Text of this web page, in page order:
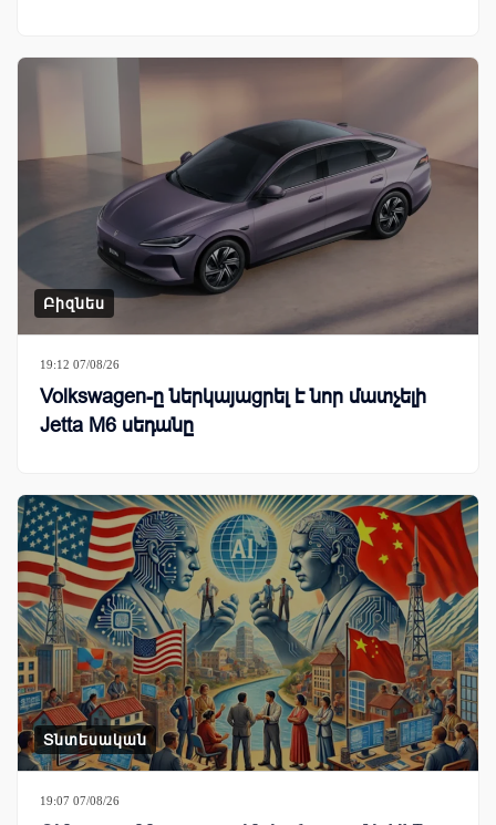
Բիզնես
19:12 07/08/26
Volkswagen-ը ներկայացրել է նոր մատչելի
Jetta M6 սեդանը
Տնտեսական
19:07 07/08/26